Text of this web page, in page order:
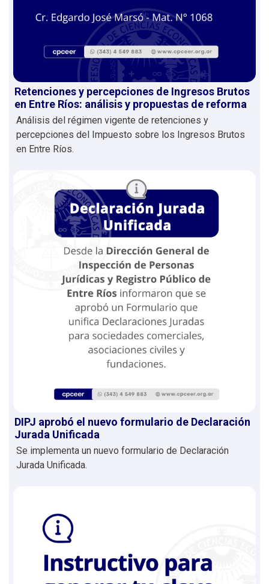
Retenciones y percepciones de Ingresos Brutos
en Entre Ríos: análisis y propuestas de reforma
Análisis del régimen vigente de retenciones y
percepciones del Impuesto sobre los Ingresos Brutos
en Entre Ríos.
DIPJ aprobó el nuevo formulario de Declaración
Jurada Unificada
Se implementa un nuevo formulario de Declaración
Jurada Unificada.